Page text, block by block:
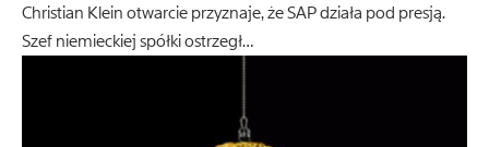
Christian Klein otwarcie przyznaje, że SAP działa pod presją.
Szef niemieckiej spółki ostrzegł…